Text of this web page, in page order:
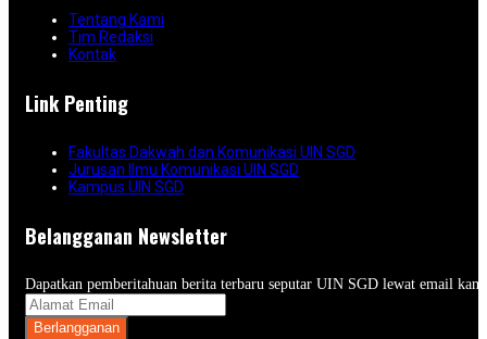
Tentang Kami
Tim Redaksi
Kontak
Link Penting
Fakultas Dakwah dan Komunikasi UIN SGD
Jurusan Ilmu Komunikasi UIN SGD
Kampus UIN SGD
Belangganan Newsletter
Dapatkan pemberitahuan berita terbaru seputar UIN SGD lewat email
Berlangganan